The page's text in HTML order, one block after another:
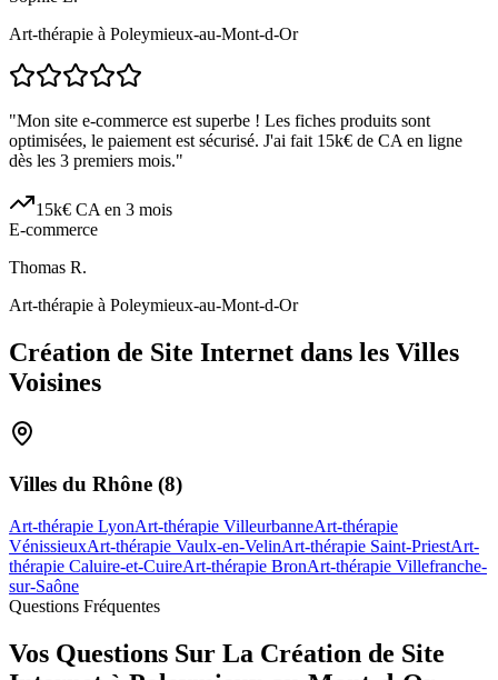
Art-thérapie à Poleymieux-au-Mont-d-Or
"Mon site e-commerce est superbe ! Les fiches produits sont
optimisées, le paiement est sécurisé. J'ai fait 15k€ de CA en ligne
dès les 3 premiers mois."
15k€ CA en 3 mois
E-commerce
Thomas R.
Art-thérapie à Poleymieux-au-Mont-d-Or
Création de Site Internet dans les Villes
Voisines
Villes du Rhône (8)
Art-thérapie LyonArt-thérapie VilleurbanneArt-thérapie
VénissieuxArt-thérapie Vaulx-en-VelinArt-thérapie Saint-PriestArt-
thérapie Caluire-et-CuireArt-thérapie BronArt-thérapie Villefranche-
sur-Saône
Questions Fréquentes
Vos Questions Sur La Création de Site